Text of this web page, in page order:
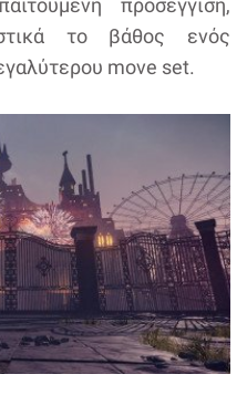
προσέγγιση,
το βάθος ενός
move set.